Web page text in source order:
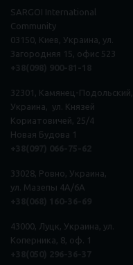
SARGOI International
Community
03150, Киев, Украина, ул.
Загородняя 15, офис 523
32301, Камянец-Подольский,
Украина, ул. Князей
Кориатовичей, 25/4
Новая Будова 1
33028, Ровно, Украина,
ул. Мазепы 4А/6А
43000, Луцк, Украина, ул.
Коперника, 8, оф. 1